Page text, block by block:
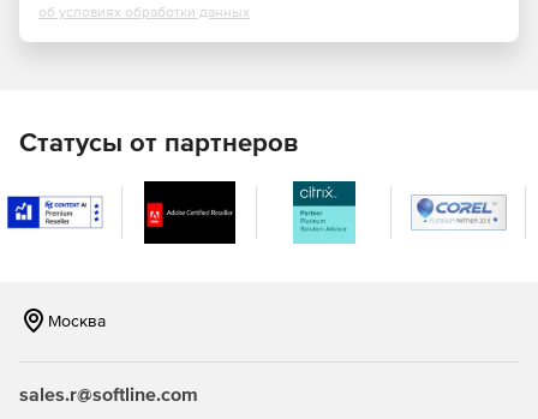
об условиях обработки данных
Статусы от партнеров
Москва
sales.r@softline.com